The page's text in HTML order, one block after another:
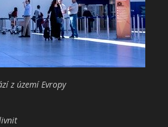
z území Evropy